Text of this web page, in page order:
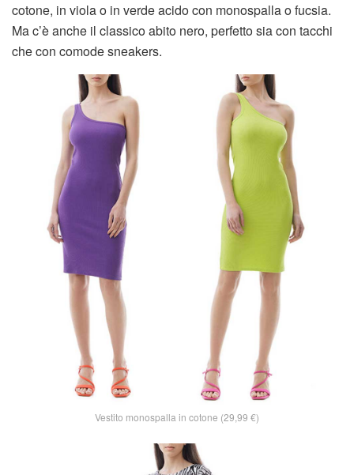
cotone, in viola o in verde acido con monospalla o fucsia.
Ma c’è anche il classico abito nero, perfetto sia con tacchi
che con comode sneakers.
Vestito monospalla in cotone (29,99 €)